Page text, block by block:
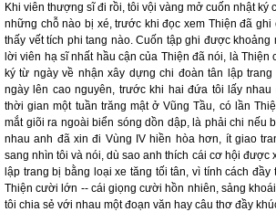
Khi viên thượng sĩ đi rồi, tôi vội vàng mở cuốn nhật ký
những chỗ nào bị xé, trước khi đọc xem Thiện đã ghi
thấy vết tích phi tang nào. Cuốn tập ghi được khoảng
lời viên hạ sĩ nhất hầu cận của Thiện đã nói, là Thiện
ký từ ngày về nhận xây dựng chi đoàn tân lập
ngày lên cao nguyên, trước khi hai đứa tôi lấy
thời gian một tuần trăng mật ở Vũng Tầu, có lần
mắt giõi ra ngoài biển sóng dồn dập, là phải chi nếu
nhau anh đã xin đi Vùng IV hiền hòa hơn, ít giao
sang nhìn tôi và nói, dù sao anh thích cái cơ hội được
lập trang bị bằng loại xe tăng tối tân, vì tính cách đầy
Thiện cười lớn -- cái giọng cười hồn nhiên, sảng
tôi chia sẻ với nhau một đoạn văn hay câu thơ đầy